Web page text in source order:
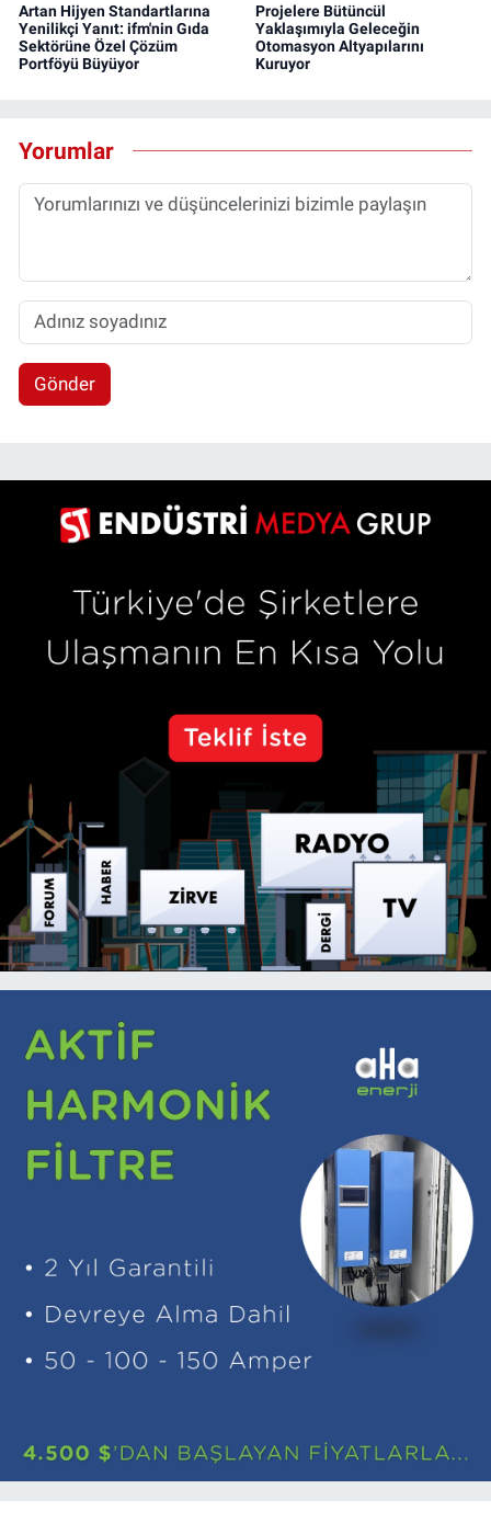
Artan Hijyen Standartlarına
Yenilikçi Yanıt: ifm'nin Gıda
Sektörüne Özel Çözüm
Portföyü Büyüyor
Projelere Bütüncül
Yaklaşımıyla Geleceğin
Otomasyon Altyapılarını
Kuruyor
Yorumlar
Gönder